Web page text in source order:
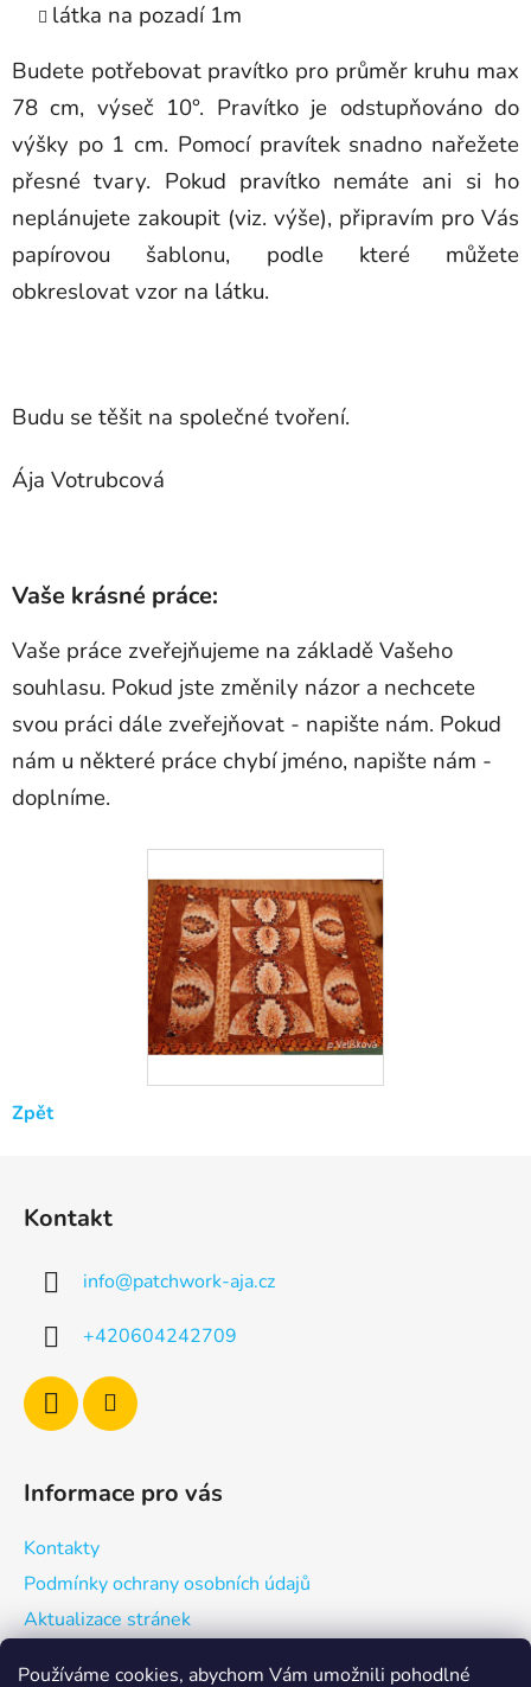
Používáme cookies, abychom Vám umožnili pohodlné
látka na pozadí 1m
Budete potřebovat pravítko pro průměr kruhu max
78 cm, výseč 10°. Pravítko je odstupňováno do
výšky po 1 cm. Pomocí pravítek snadno nařežete
přesné tvary. Pokud pravítko nemáte ani si ho
neplánujete zakoupit (viz. výše), připravím pro Vás
papírovou šablonu, podle které můžete
obkreslovat vzor na látku.
Budu se těšit na společné tvoření.
Ája Votrubcová
Vaše krásné práce:
Vaše práce zveřejňujeme na základě Vašeho
souhlasu. Pokud jste změnily názor a nechcete
svou práci dále zveřejňovat - napište nám. Pokud
nám u některé práce chybí jméno, napište nám -
doplníme.
Zpět
Kontakt
info@patchwork-aja.cz
+420604242709
Informace pro vás
Kontakty
Podmínky ochrany osobních údajů
Aktualizace stránek